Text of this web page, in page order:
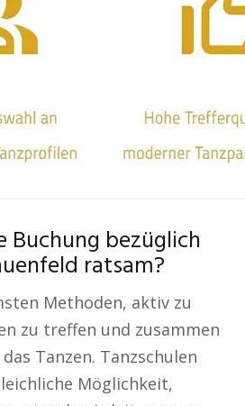
Buchung bezüglich
ratsam?
Methoden, aktiv zu
zu treffen und zusammen
Tanzen. Tanzschulen
Möglichkeit,